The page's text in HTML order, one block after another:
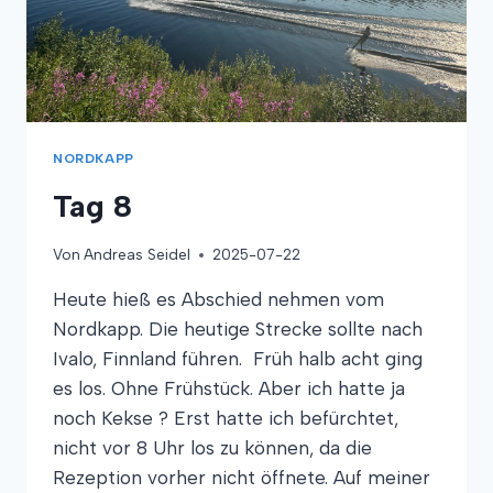
NORDKAPP
Tag 8
Von Andreas Seidel 2025-07-22
Heute hieß es Abschied nehmen vom
Nordkapp. Die heutige Strecke sollte nach
Ivalo, Finnland führen. Früh halb acht ging
es los. Ohne Frühstück. Aber ich hatte ja
noch Kekse ? Erst hatte ich befürchtet,
nicht vor 8 Uhr los zu können, da die
Rezeption vorher nicht öffnete. Auf meiner